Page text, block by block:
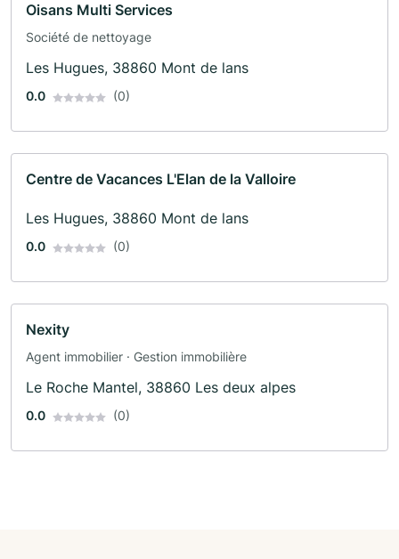
Oisans Multi Services
Société de nettoyage
Les Hugues, 38860 Mont de lans
0.0 (0)
Centre de Vacances L'Elan de la Valloire
Les Hugues, 38860 Mont de lans
0.0 (0)
Nexity
Agent immobilier · Gestion immobilière
Le Roche Mantel, 38860 Les deux alpes
0.0 (0)